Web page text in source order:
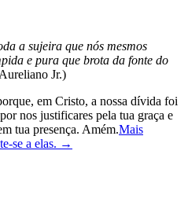
a sujeira que nós mesmos
e pura que brota da fonte do
Jr.)
em Cristo, a nossa dívida foi
nos justificares pela tua graça e
tua presença. Amém.Mais
se a elas. →